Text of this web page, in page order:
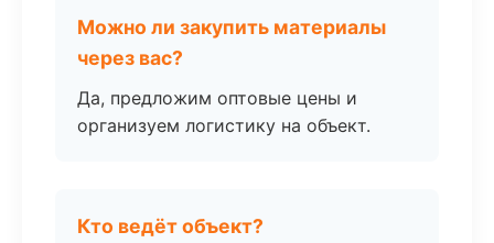
Можно ли закупить материалы
через вас?
Да, предложим оптовые цены и
организуем логистику на объект.
Кто ведёт объект?